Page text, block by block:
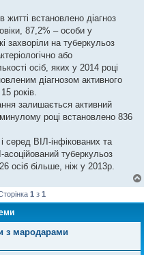
встановлено діагноз
87,2% – особи у
захворіли на туберкульоз
або
осіб, яких у 2014 році
діагнозом активного
років.
залишається активний
році встановлено 836
серед ВІЛ-інфікованих та
туберкульоз
осіб більше, ніж у 2013р.
1 з 1
з мародарами